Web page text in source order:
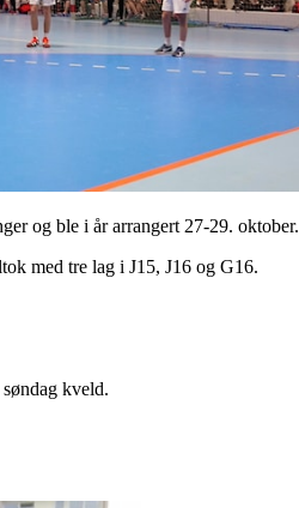
og ble i år arrangert 27-29. oktober.
med tre lag i J15, J16 og G16.
kveld.